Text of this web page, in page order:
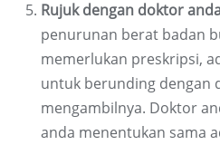
Rujuk dengan doktor
penurunan berat badan
memerlukan preskripsi,
untuk berunding dengan
mengambilnya. Doktor
anda menentukan sama